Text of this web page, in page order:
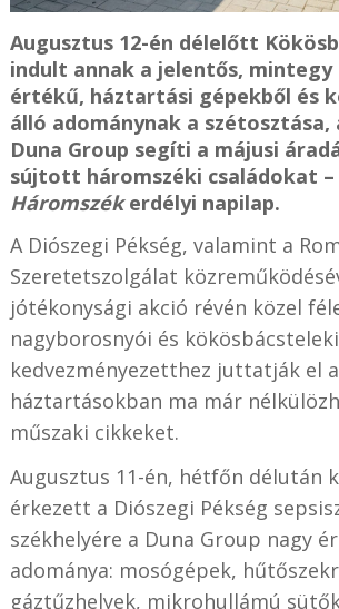
Augusztus 12-én délelőtt
indult annak a jelentős, mintegy
értékű, háztartási gépekből és
álló adománynak a szétosztása,
Duna Group segíti a májusi
sújtott háromszéki családokat
Háromszékerdélyi napilap.
A Diószegi Pékség, valamint a
Szeretetszolgálat
jótékonysági akció révén közel
nagyborosnyói és kökösbácsteleki
kedvezményezetthez juttatják el
háztartásokban ma már
műszaki cikkeket.
Augusztus 11-én, hétfőn délután
érkezett a Diószegi Pékség
székhelyére a Duna Group nagy
adománya: mosógépek,
gáztűzhelyek, mikrohullámú